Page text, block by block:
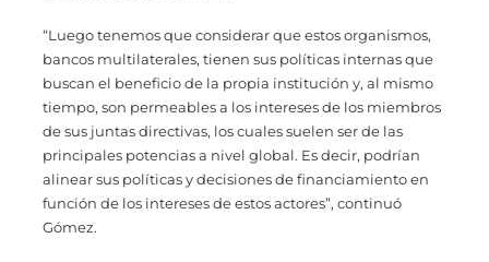
“Luego tenemos que considerar que estos organismos,
bancos multilaterales, tienen sus políticas internas que
buscan el beneficio de la propia institución y, al mismo
tiempo, son permeables a los intereses de los miembros
de sus juntas directivas, los cuales suelen ser de las
principales potencias a nivel global. Es decir, podrían
alinear sus políticas y decisiones de financiamiento en
función de los intereses de estos actores”, continuó
Gómez.